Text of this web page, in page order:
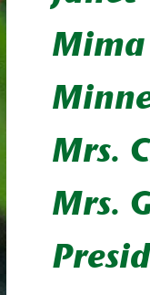
Mima
Mrs.
Mrs.